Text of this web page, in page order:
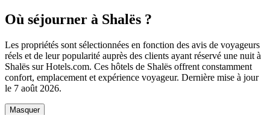
Où séjourner à Shalës ?
Les propriétés sont sélectionnées en fonction des avis de voyageurs
réels et de leur popularité auprès des clients ayant réservé une nuit à
Shalës sur Hotels.com. Ces hôtels de Shalës offrent constamment
confort, emplacement et expérience voyageur. Dernière mise à jour
le 7 août 2026.
Masquer